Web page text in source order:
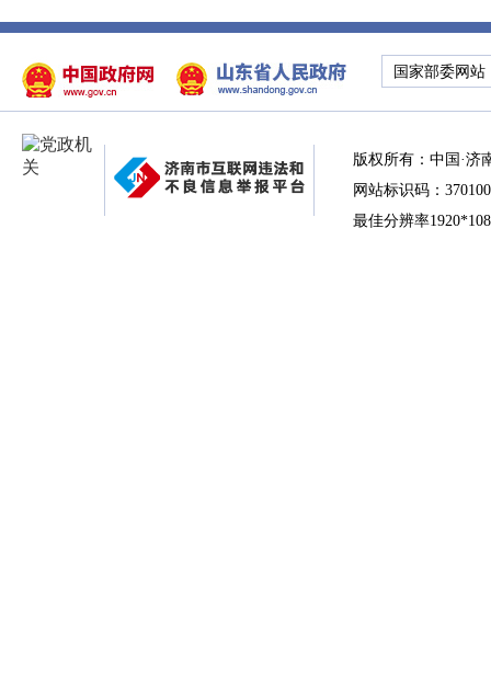
国家部委网站
版权所有：中国·济
网站标识码：
最佳分辨率